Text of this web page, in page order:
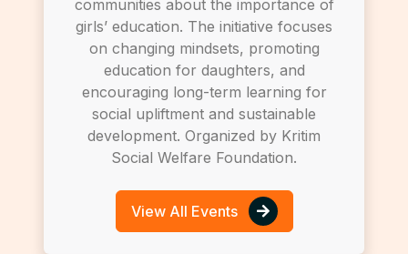
communities about the importance of
girls’ education. The initiative focuses
on changing mindsets, promoting
education for daughters, and
encouraging long-term learning for
social upliftment and sustainable
development. Organized by Kritim
Social Welfare Foundation.
View All Events